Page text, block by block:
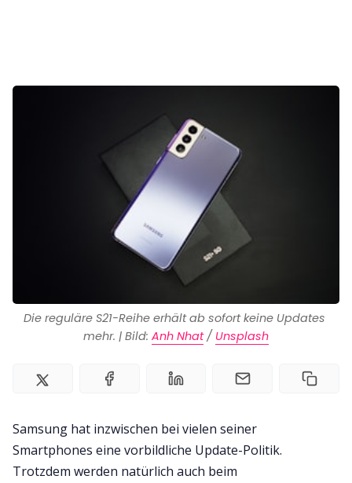
Kontakt
Impressum
Die reguläre S21-Reihe erhält ab sofort keine Updates
mehr. | Bild: Anh Nhat / Unsplash
Samsung hat inzwischen bei vielen seiner
Smartphones eine vorbildliche Update-Politik.
Trotzdem werden natürlich auch beim